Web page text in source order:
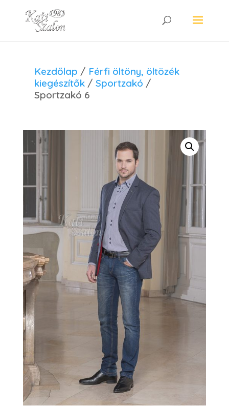
Kezdőlap / Férfi öltöny, öltözék
kiegészítők /Sportzakó /
Sportzakó 6